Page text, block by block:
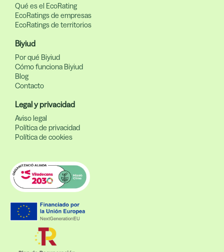
Qué es el EcoRating
EcoRatings de empresas
EcoRatings de territorios
Biyiud
Por qué Biyiud
Cómo funciona Biyiud
Blog
Contacto
Legal y privacidad
Aviso legal
Política de privacidad
Política de cookies